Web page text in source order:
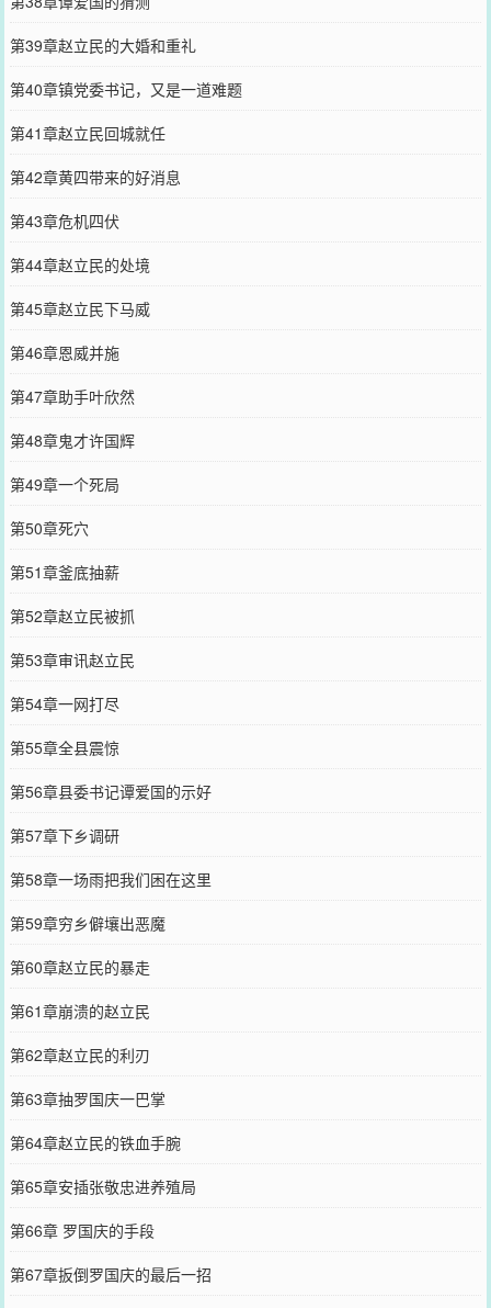
第39章赵立民的大婚和重礼
第40章镇党委书记，又是一道难题
第41章赵立民回城就任
第42章黄四带来的好消息
第43章危机四伏
第44章赵立民的处境
第45章赵立民下马威
第46章恩威并施
第47章助手叶欣然
第48章鬼才许国辉
第49章一个死局
第50章死穴
第51章釜底抽薪
第52章赵立民被抓
第53章审讯赵立民
第54章一网打尽
第55章全县震惊
第56章县委书记谭爱国的示好
第57章下乡调研
第58章一场雨把我们困在这里
第59章穷乡僻壤出恶魔
第60章赵立民的暴走
第61章崩溃的赵立民
第62章赵立民的利刃
第63章抽罗国庆一巴掌
第64章赵立民的铁血手腕
第65章安插张敬忠进养殖局
第66章 罗国庆的手段
第67章扳倒罗国庆的最后一招